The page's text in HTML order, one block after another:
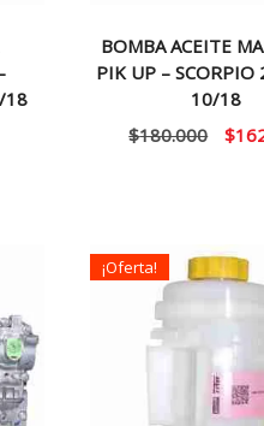
18
BOMBA ACEITE
PIK UP – SCORPIO
10/18
$180.000
El
$
¡Oferta!